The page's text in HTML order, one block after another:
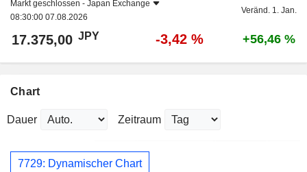
Markt geschlossen - Japan Exchange
08:30:00 07.08.2026
Veränd. 1. Jan.
17.375,00 JPY -3,42 % +56,46 %
Chart
Dauer Zeitraum
7729: Dynamischer Chart